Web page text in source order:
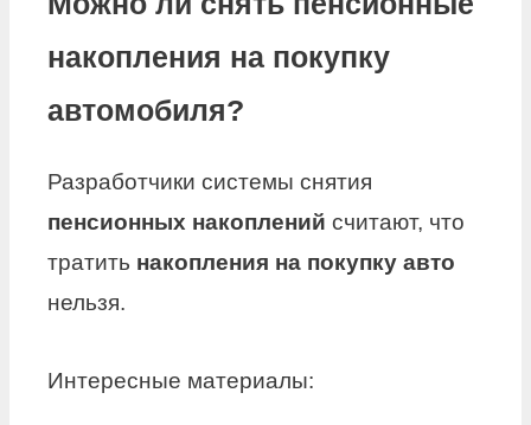
накопления на покупку
автомобиля?
Разработчики системы снятия
пенсионных накоплений считают, что
тратить накопления на покупку авто
нельзя.
Интересные материалы: